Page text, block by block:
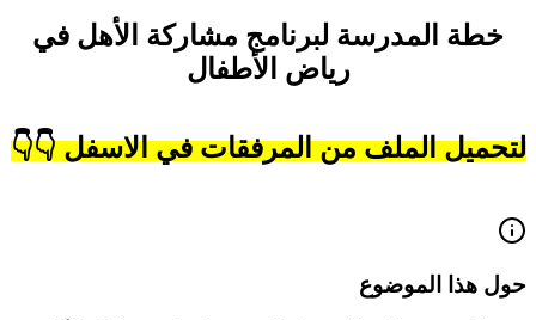
خطة المدرسة لبرنامج مشاركة الأهل في
رياض الأطفال
لتحميل الملف من المرفقات في الاسفل 👇👇
حول هذا الموضوع